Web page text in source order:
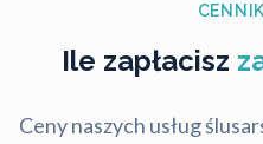
Ile zapłacisz
Ceny naszych usług